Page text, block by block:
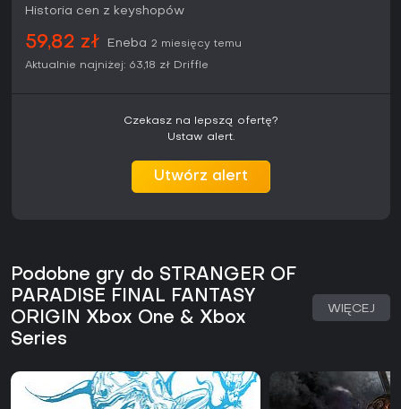
Historia cen z keyshopów
59,82 zł Eneba 2 miesięcy temu
Aktualnie najniżej: 63,18 zł Driffle
Czekasz na lepszą ofertę?
Ustaw alert.
Utwórz alert
Podobne gry do STRANGER OF
PARADISE FINAL FANTASY
ORIGIN Xbox One & Xbox
Series
WIĘCEJ